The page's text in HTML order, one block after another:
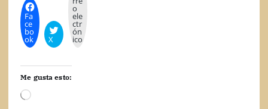
Fa
ce
bo
ok X
o
ele
ctr
ón
ico
Me gusta esto:
C